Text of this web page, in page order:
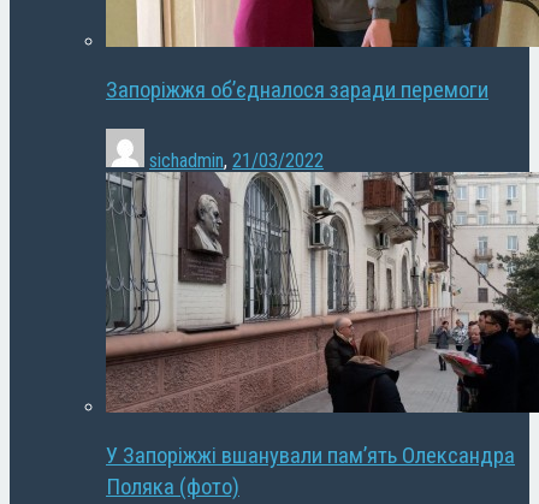
Запоріжжя об’єдналося заради перемоги
sichadmin, 21/03/2022
У Запоріжжі вшанували пам’ять Олександра
Поляка (фото)